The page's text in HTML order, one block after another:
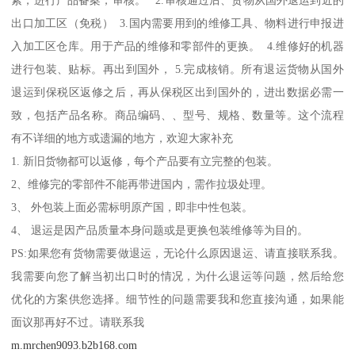
出口加工区（免税） 3.国内需要用到的维修工具、物料进行申报进
入加工区仓库。用于产品的维修和零部件的更换。 4.维修好的机器
进行包装、贴标。再出到国外， 5.完成核销。所有退运货物从国外
退运到保税区返修之后，再从保税区出到国外的，进出数据必需一
致，包括产品名称。商品编码、、型号、规格、数量等。这个流程
有不详细的地方或遗漏的地方，欢迎大家补充
1. 新旧货物都可以返修，每个产品要有立完整的包装。
2、维修完的零部件不能再带进国内，需作拉圾处理。
3、 外包装上面必需标明原产国，即非中性包装。
4、 退运是因产品质量本身问题或是更换包装维修等为目的。
PS:如果您有货物需要做退运，无论什么原因退运、请直接联系我。
我需要向您了解当初出口时的情况，为什么退运等问题，然后给您
优化的方案供您选择。细节性的问题需要我和您直接沟通，如果能
面议那再好不过。请联系我
m.mrchen9093.b2b168.com